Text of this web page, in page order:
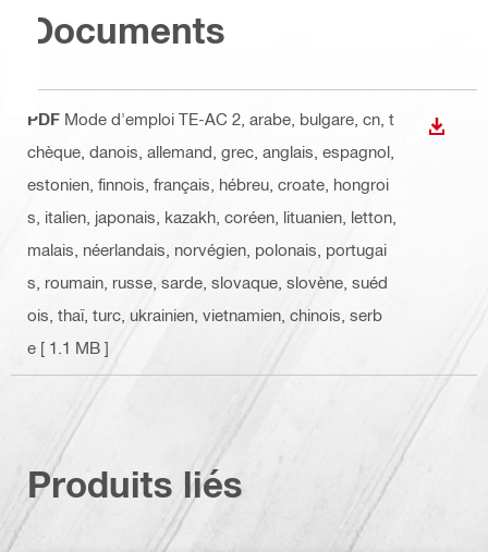
Documents
PDF Mode d'emploi TE-AC 2 , arabe, bulgare, cn, t
chèque, danois, allemand, grec, anglais, espagnol,
estonien, finnois, français, hébreu, croate, hongroi
s, italien, japonais, kazakh, coréen, lituanien, letton,
malais, néerlandais, norvégien, polonais, portugai
s, roumain, russe, sarde, slovaque, slovène, suéd
ois, thaï, turc, ukrainien, vietnamien, chinois, serb
e [ 1.1 MB ]
Produits liés